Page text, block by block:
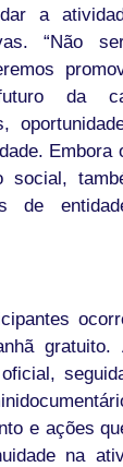
a
“Não
da
Embora
de
gratuito.
e ações
na